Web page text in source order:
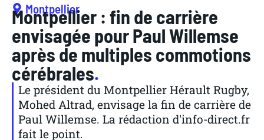
Montpellier
Montpellier : fin de carrière
envisagée pour Paul Willemse
après de multiples commotions
cérébrales.
Le président du Montpellier Hérault Rugby,
Mohed Altrad, envisage la fin de carrière de
Paul Willemse. La rédaction d'info-direct.fr
fait le point.